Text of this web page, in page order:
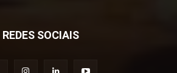
REDES SOCIAIS